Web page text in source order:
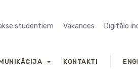
studentiem Vakances Digitālo
KONTAKTI